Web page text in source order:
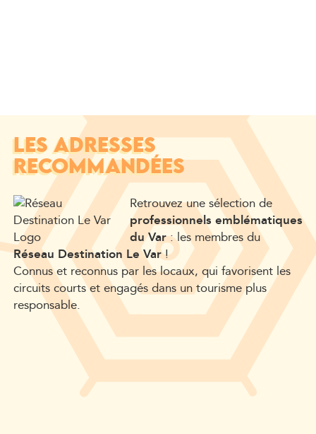
LES ADRESSES
RECOMMANDÉES
Retrouvez une sélection de
professionnels emblématiques
du Var: les membres du
Réseau Destination Le Var!
Connus et reconnus par les locaux, qui favorisent les
circuits courts et engagés dans un tourisme plus
responsable.